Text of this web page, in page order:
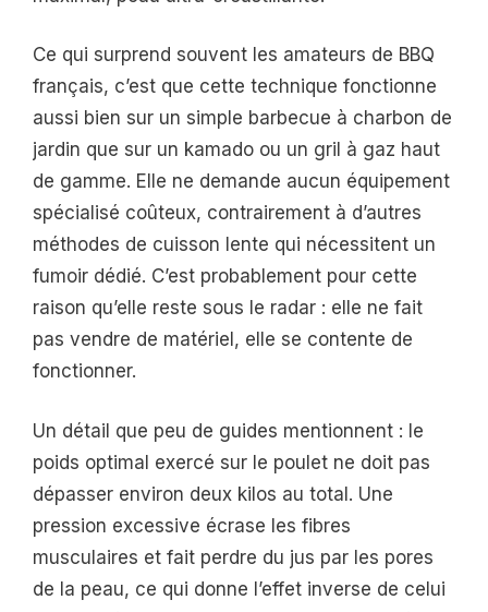
Ce qui surprend souvent les amateurs de BBQ
français, c’est que cette technique fonctionne
aussi bien sur un simple barbecue à charbon de
jardin que sur un kamado ou un gril à gaz haut
de gamme. Elle ne demande aucun équipement
spécialisé coûteux, contrairement à d’autres
méthodes de cuisson lente qui nécessitent un
fumoir dédié. C’est probablement pour cette
raison qu’elle reste sous le radar : elle ne fait
pas vendre de matériel, elle se contente de
fonctionner.
Un détail que peu de guides mentionnent : le
poids optimal exercé sur le poulet ne doit pas
dépasser environ deux kilos au total. Une
pression excessive écrase les fibres
musculaires et fait perdre du jus par les pores
de la peau, ce qui donne l’effet inverse de celui